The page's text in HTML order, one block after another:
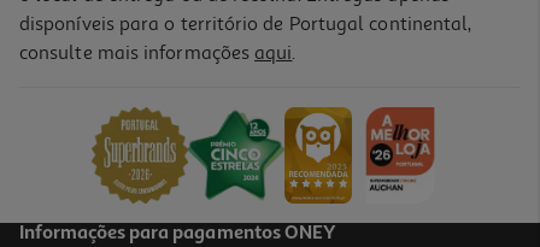
disponíveis para o território de Portugal continental,
consulte mais informações aqui.
Informações para pagamentos ONEY